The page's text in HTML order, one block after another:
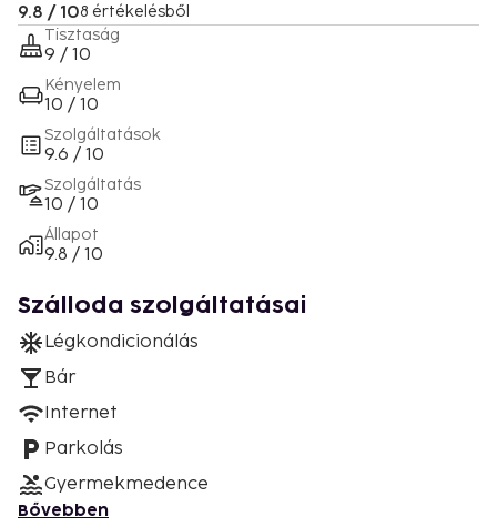
9.8 / 108 értékelésből
Tisztaság
9 / 10
Kényelem
10 / 10
Szolgáltatások
9.6 / 10
Szolgáltatás
10 / 10
Állapot
9.8 / 10
Szálloda szolgáltatásai
Légkondicionálás
Bár
Internet
Parkolás
Gyermekmedence
Bővebben